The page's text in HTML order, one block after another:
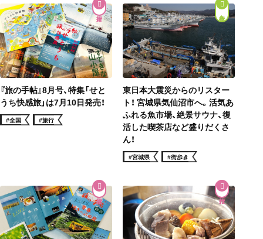
『旅の手帖』8月号、特集「せと
うち快感旅」は7月10日発売！
#全国 #旅行
街歩き
東日本大震災からのリスター
ト！ 宮城県気仙沼市へ。活気あ
ふれる魚市場、絶景サウナ、復
活した喫茶店など盛りだくさ
ん！
#宮城県 #街歩き